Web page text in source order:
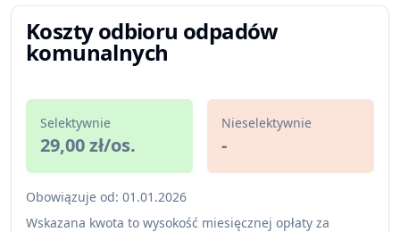
Koszty odbioru odpadów
komunalnych
Selektywnie
29,00 zł/os.
Nieselektywnie
-
Obowiązuje od: 01.01.2026
Wskazana kwota to wysokość miesięcznej opłaty za